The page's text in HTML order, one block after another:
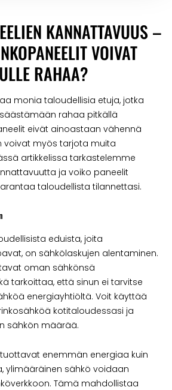
KANNATTAVUUS –
VOIVAT
RAHAA?
monia taloudellisia etuja, jotka
rahaa pitkällä
eivät ainoastaan vähennä
voivat myös tarjota muita
artikkelissa tarkastelemme
ja voiko paneelit
taloudellista tilannettasi.
eduista, joita
on sähkölaskujen alentaminen.
oman sähkönsä
tarkoittaa, että sinun ei tarvitse
energiayhtiöltä. Voit käyttää
kotitaloudessasi ja
sähkön määrää.
enemmän energiaa kuin
ylimääräinen sähkö voidaan
Tämä mahdollistaa